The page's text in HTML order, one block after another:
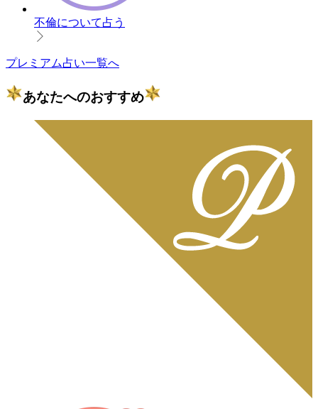
不倫について占う
プレミアム占い一覧へ
あなたへのおすすめ